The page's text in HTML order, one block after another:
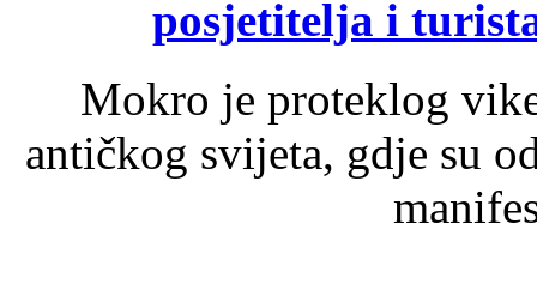
posjetitelja i
Mokro je proteklog
antičkog svijeta, gdje su